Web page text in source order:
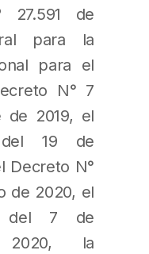
27.591 de
para la
para el
N° 7
de 2019, el
19 de
Decreto N°
de 2020, el
del 7 de
2020, la